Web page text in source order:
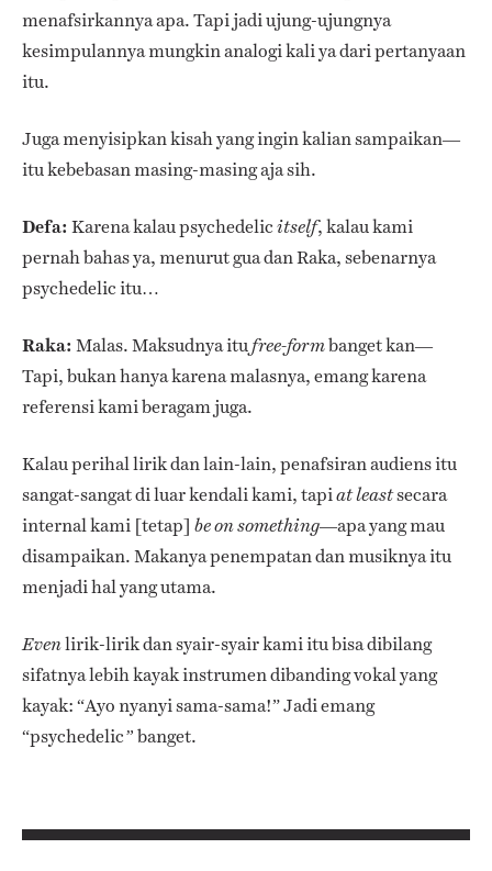
menafsirkannya apa. Tapi jadi ujung-ujungnya
kesimpulannya mungkin analogi kali ya dari pertanyaan
itu.
Juga menyisipkan kisah yang ingin kalian sampaikan—
itu kebebasan masing-masing aja sih.
Defa: Karena kalaupsychedelicitself, kalau kami
pernah bahas ya, menurut gua dan Raka, sebenarnya
psychedelic itu…
Raka: Malas. Maksudnya itu free-formbanget kan—
Tapi, bukan hanya karena malasnya, emang karena
referensi kami beragam juga.
Kalau perihal lirik dan lain-lain, penafsiran audiens itu
sangat-sangat di luar kendali kami, tapiat leastsecara
internal kami [tetap] be on something—apa yang mau
disampaikan. Makanya penempatan dan musiknya itu
menjadi hal yang utama.
Evenlirik-lirik dan syair-syair kami itu bisa dibilang
sifatnya lebih kayak instrumen dibanding vokal yang
kayak: “Ayo nyanyi sama-sama!” Jadi emang
“psychedelic” banget.